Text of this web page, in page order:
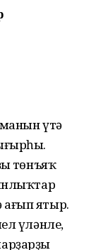
үтә
төнъяҡ
ятыр.
үләнле,